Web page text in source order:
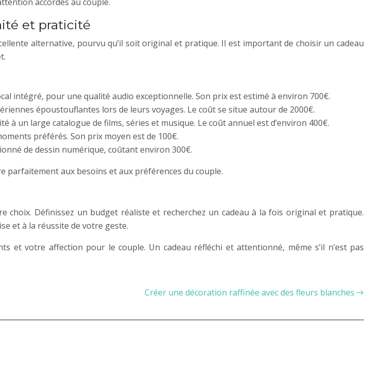
et praticité
alternative, pourvu qu’il soit original et pratique. Il est important de choisir un cadeau
intégré, pour une qualité audio exceptionnelle. Son prix est estimé à environ 700€.
époustouflantes lors de leurs voyages. Le coût se situe autour de 2000€.
un large catalogue de films, séries et musique. Le coût annuel est d’environ 400€.
préférés. Son prix moyen est de 100€.
de dessin numérique, coûtant environ 300€.
parfaitement aux besoins et aux préférences du couple.
choix. Définissez un budget réaliste et recherchez un cadeau à la fois original et pratique.
et à la réussite de votre geste.
et votre affection pour le couple. Un cadeau réfléchi et attentionné, même s’il n’est pas
Créer une décoration raffinée avec des fleurs blanches